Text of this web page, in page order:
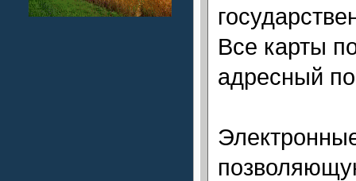
Все карты
адресный